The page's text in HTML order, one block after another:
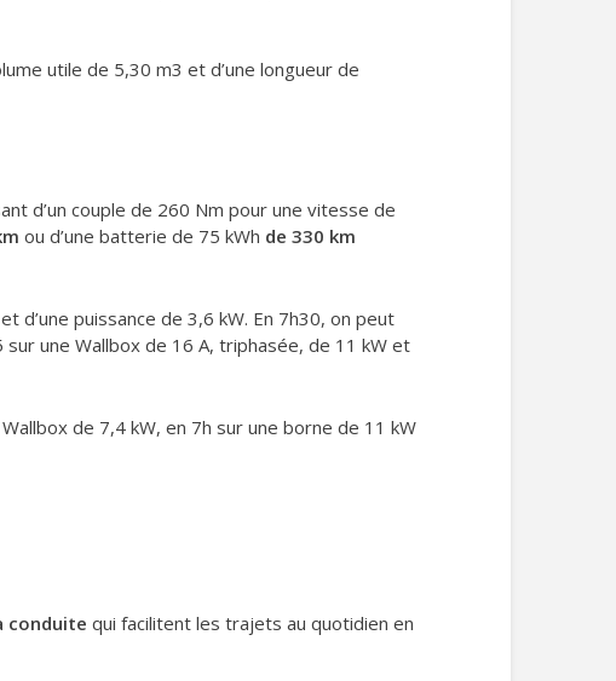
utile de 5,30 m3 et d’une longueur de
d’un couple de 260 Nm pour une vitesse de
ou d’une batterie de 75 kWh de 330 km
d’une puissance de 3,6 kW. En 7h30, on peut
une Wallbox de 16 A, triphasée, de 11 kW et
de 7,4 kW, en 7h sur une borne de 11 kW
conduite qui facilitent les trajets au quotidien en